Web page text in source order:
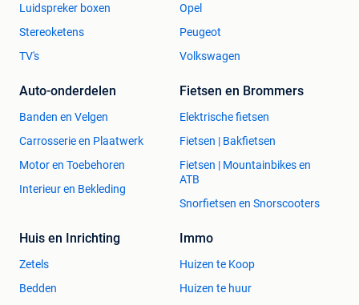
Luidspreker boxen
Stereoketens
TV's
Opel
Peugeot
Volkswagen
Auto-onderdelen
Banden en Velgen
Carrosserie en Plaatwerk
Motor en Toebehoren
Interieur en Bekleding
Fietsen en Brommers
Elektrische fietsen
Fietsen | Bakfietsen
Fietsen | Mountainbikes en
ATB
Snorfietsen en Snorscooters
Huis en Inrichting
Zetels
Bedden
Immo
Huizen te Koop
Huizen te huur